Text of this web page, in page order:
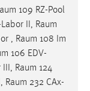
109 RZ-Pool
Labor II, Raum
, Raum 108 Im
106 EDV-
III, Raum 124
Raum 232 CAx-